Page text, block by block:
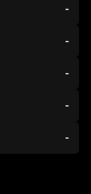
-
-
-
-
-